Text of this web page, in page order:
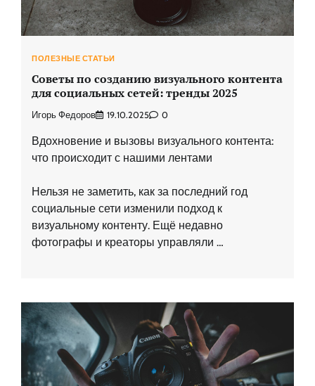
ПОЛЕЗНЫЕ СТАТЬИ
Советы по созданию визуального контента
для социальных сетей: тренды 2025
Игорь Федоров 19.10.2025 0
Вдохновение и вызовы визуального контента:
что происходит с нашими лентами
Нельзя не заметить, как за последний год
социальные сети изменили подход к
визуальному контенту. Ещё недавно
фотографы и креаторы управляли …